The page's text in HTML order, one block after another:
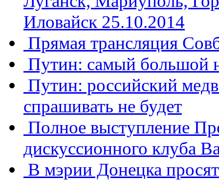
Иловайск 25.10.2014
Прямая трансляция
Путин: самый большой
Путин: российский
спрашивать не будет
Полное выступление
дискуссионного клуба
В мэрии Донецка